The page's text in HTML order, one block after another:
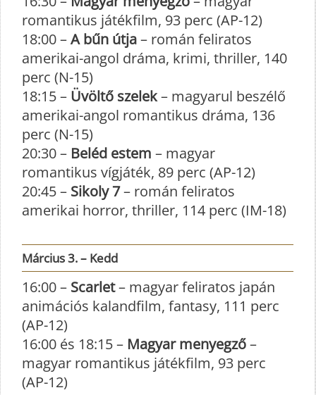
romantikus játékfilm, 93 perc (AP-12)
18:00 –A bűn útja– román feliratos
amerikai-angol dráma, krimi, thriller, 140
perc (N-15)
18:15 – Üvöltő szelek– magyarul beszélő
amerikai-angol romantikus dráma, 136
perc (N-15)
20:30 – Beléd estem – magyar
romantikus vígjáték, 89 perc (AP-12)
20:45 – Sikoly 7– román feliratos
amerikai horror, thriller, 114 perc (IM-18)
Március 3. – Kedd
16:00 – Scarlet– magyar feliratos japán
animációs kalandfilm, fantasy, 111 perc
(AP-12)
16:00 és 18:15 – Magyar menyegző–
magyar romantikus játékfilm, 93 perc
(AP-12)